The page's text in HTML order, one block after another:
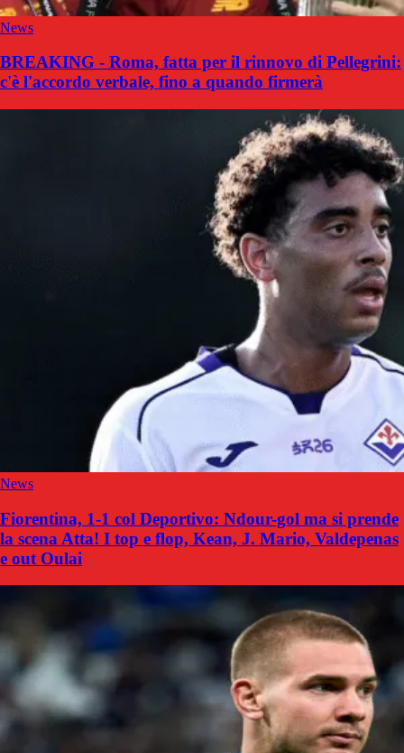
News
BREAKING - Roma, fatta per il rinnovo di Pellegrini:
c'è l'accordo verbale, fino a quando firmerà
News
Fiorentina, 1-1 col Deportivo: Ndour-gol ma si prende
la scena Atta! I top e flop, Kean, J. Mario, Valdepenas
e out Oulai